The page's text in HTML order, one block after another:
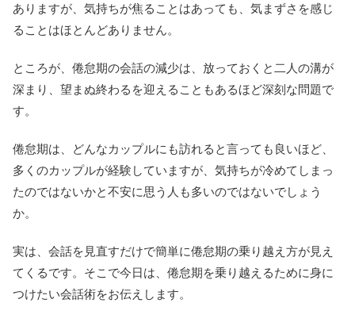
ありますが、気持ちが焦ることはあっても、気まずさを感じ
ることはほとんどありません。
ところが、倦怠期の会話の減少は、放っておくと二人の溝が
深まり、望まぬ終わるを迎えることもあるほど深刻な問題で
す。
倦怠期は、どんなカップルにも訪れると言っても良いほど、
多くのカップルが経験していますが、気持ちが冷めてしまっ
たのではないかと不安に思う人も多いのではないでしょう
か。
実は、会話を見直すだけで簡単に倦怠期の乗り越え方が見え
てくるです。そこで今日は、倦怠期を乗り越えるために身に
つけたい会話術をお伝えします。